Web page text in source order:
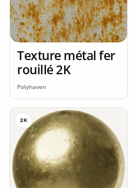
Texture métal fer
rouillé 2K
Polyhaven
2K